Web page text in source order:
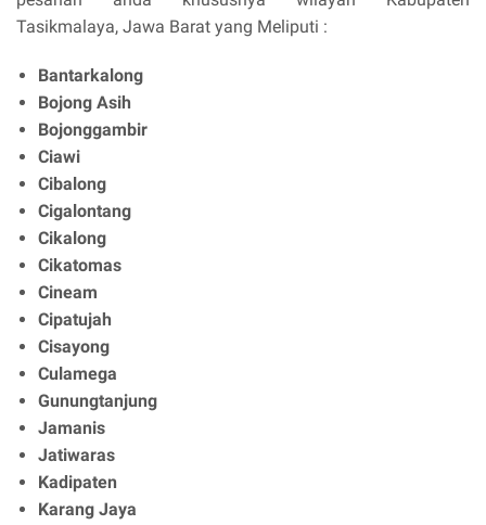
Tasikmalaya, Jawa Barat yang Meliputi :
Bantarkalong
Bojong Asih
Bojonggambir
Ciawi
Cibalong
Cigalontang
Cikalong
Cikatomas
Cineam
Cipatujah
Cisayong
Culamega
Gunungtanjung
Jamanis
Jatiwaras
Kadipaten
Karang Jaya